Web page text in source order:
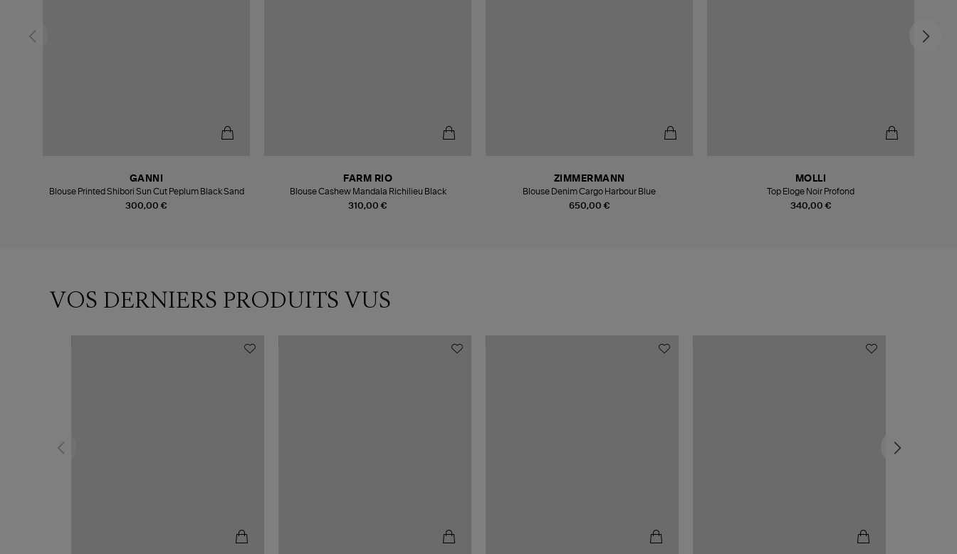
300,00 €
GANNI
Blouse Printed Shibori Sun Cut Peplum Black Sand
310,00 €
FARM RIO
Blouse Cashew Mandala Richilieu Black
650,00 €
ZIMMERMANN
Blouse Denim Cargo Harbour Blue
340,00 €
MOLLI
Top Eloge Noir Profond
VOS DERNIERS PRODUITS VUS